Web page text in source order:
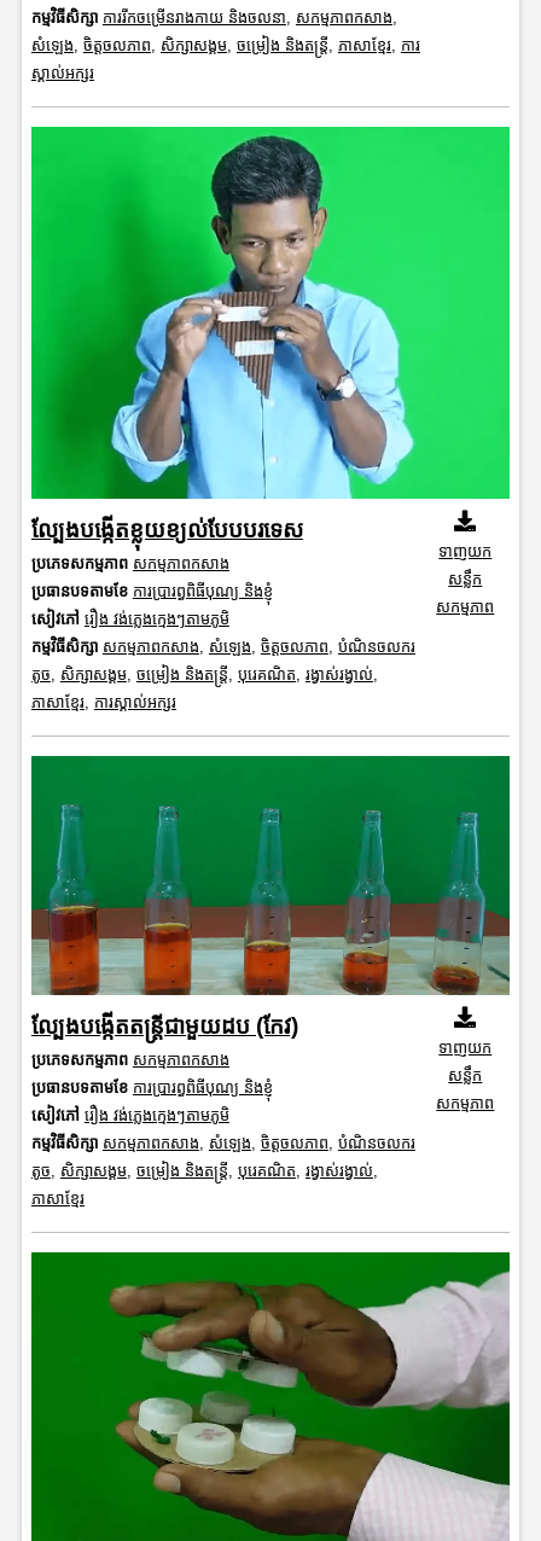
កម្មវិធីសិក្សា ការរីកចម្រើនរាងកាយ និងចលនា សកម្មភាពកសាង
សំឡេង ចិត្តចលភាព សិក្សាសង្គម, ចម្រៀង និងតន្ត្រី ភាសាខ្មែរ, ការ
ស្គាល់អក្សរ
ល្បែងបង្កើតខ្លុយខ្យល់បែបបរទេស
ប្រភេទសកម្មភាព សកម្មភាពកសាង
ប្រធានបទតាមខែ ការប្រារព្ធពិធីបុណ្យ និងខ្ញុំ
សៀវភៅ រឿង វង់ភ្លេងក្មេងៗតាមភូមិ
កម្មវិធីសិក្សា សកម្មភាពកសាង សំឡេង ចិត្តចលភាព បំណិនចលករ
តូច
សិក្សាសង្គម, ចម្រៀង និងតន្ត្រី បុរេគណិត រង្វាស់រង្វាល់
ភាសាខ្មែរ, ការស្គាល់អក្សរ
ទាញយក
សន្លឹក
សកម្មភាព
​ល្បែងបង្កើតតន្ត្រីជាមួយដប (កែវ)
ប្រភេទសកម្មភាព សកម្មភាពកសាង
ប្រធានបទតាមខែ ការប្រារព្ធពិធីបុណ្យ និងខ្ញុំ
សៀវភៅ រឿង វង់ភ្លេងក្មេងៗតាមភូមិ
កម្មវិធីសិក្សា សកម្មភាពកសាង, សំឡេង, ចិត្តចលភាព, បំណិនចលករ
តូច, សិក្សាសង្គម, ចម្រៀង និងតន្ត្រី, បុរេគណិត, រង្វាស់រង្វាល់,
ភាសាខ្មែរ
ទាញយក
សន្លឹក
សកម្មភាព